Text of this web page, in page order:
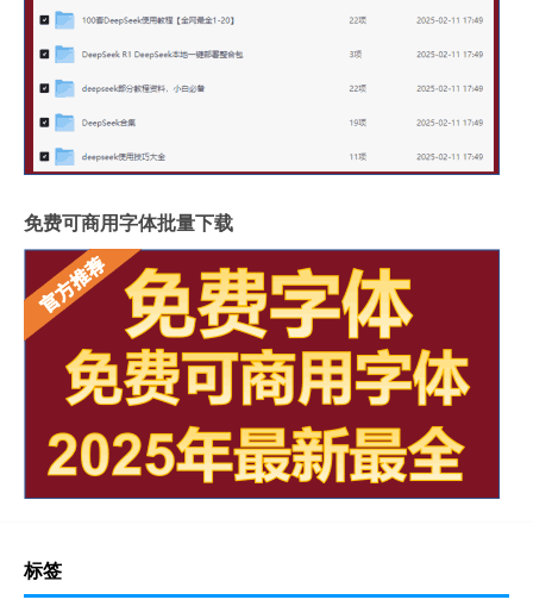
免费可商用字体批量下载
标签